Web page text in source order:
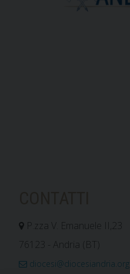
P.zza V. Emanuele II,23
76123 - Andria (BT)
diocesi@diocesiandria.org